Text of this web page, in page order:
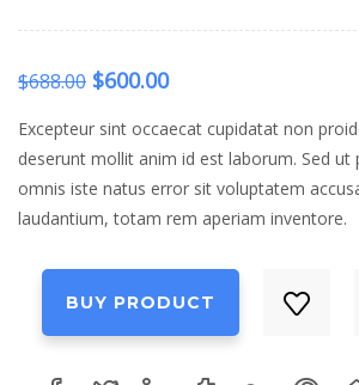
$688.00 $600.00
Excepteur sint occaecat cupidatat non
deserunt mollit anim id est laborum. Sed ut
omnis iste natus error sit voluptatem
laudantium, totam rem aperiam inventore.
BUY PRODUCT